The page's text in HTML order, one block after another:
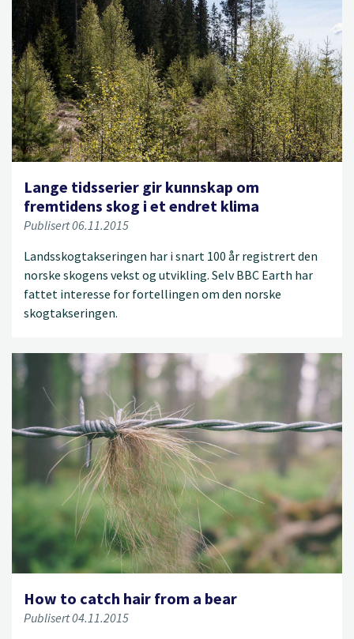
Lange tidsserier gir kunnskap om
fremtidens skog i et endret klima
Publisert 06.11.2015
Landsskogtakseringen har i snart 100 år registrert den
norske skogens vekst og utvikling. Selv BBC Earth har
fattet interesse for fortellingen om den norske
skogtakseringen.
How to catch hair from a bear
Publisert 04.11.2015